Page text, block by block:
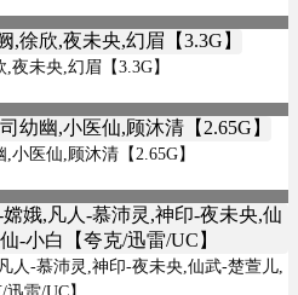
未央,幻眉【3.3G】
医仙,顾沐清【2.65G】
人-慕沛灵,神印-夜未央,仙武-楚萱儿,